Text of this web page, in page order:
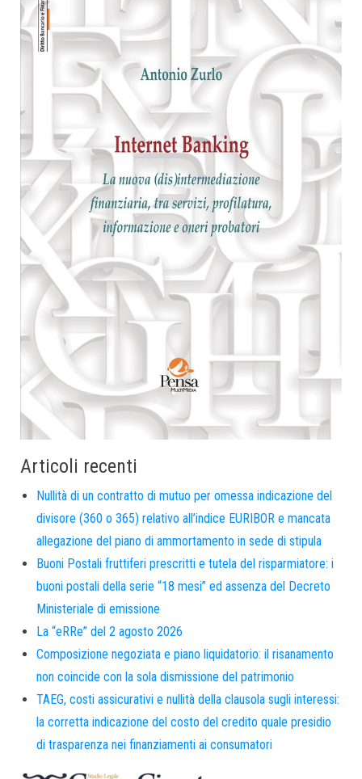
Articoli recenti
Nullità di un contratto di mutuo per omessa indicazione del
divisore (360 o 365) relativo all’indice EURIBOR e mancata
allegazione del piano di ammortamento in sede di stipula
Buoni Postali fruttiferi prescritti e tutela del risparmiatore: i
buoni postali della serie “18 mesi” ed assenza del Decreto
Ministeriale di emissione
La “eRRe” del 2 agosto 2026
Composizione negoziata e piano liquidatorio: il risanamento
non coincide con la sola dismissione del patrimonio
TAEG, costi assicurativi e nullità della clausola sugli interessi:
la corretta indicazione del costo del credito quale presidio
di trasparenza nei finanziamenti ai consumatori